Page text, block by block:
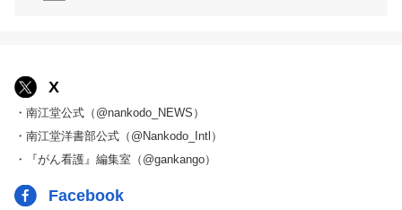
X
・南江堂公式（@nankodo_NEWS）
・南江堂洋書部公式（@Nankodo_Intl）
・『がん看護』編集室（@gankango）
Facebook